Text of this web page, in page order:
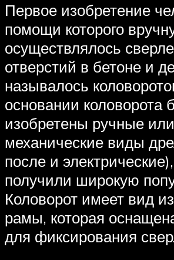
Первое изобретение
помощи которого
осуществлялось
отверстий в бетоне и
называлось
основании коловорота
изобретены ручные или
механические виды
после и
получили широкую
Коловорот имеет вид
рамы, которая
для фиксирования